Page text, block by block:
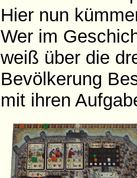
Hier nun
Wer im
weiß über die
Bevölkerung
mit ihren